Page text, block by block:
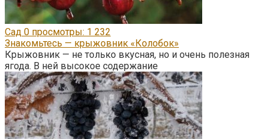
Сад 0 просмотры: 1 232
Знакомьтесь — крыжовник «Колобок»
Крыжовник — не только вкусная, но и очень полезная
ягода. В ней высокое содержание